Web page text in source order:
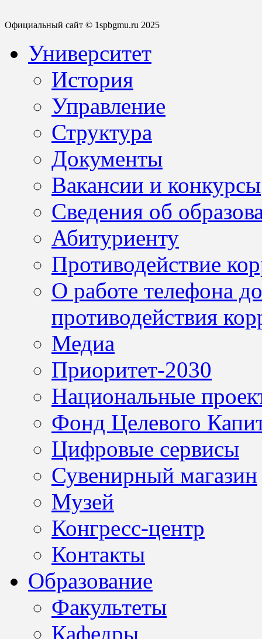
Официальный сайт © 1spbgmu.ru 2025
Университет
История
Управление
Структура
Документы
Вакансии и конкурсы
Сведения об
Абитуриенту
Противодействие
О работе телефона
противодействия
Медиа
Приоритет-2030
Национальные
Фонд Целевого
Цифровые сервисы
Сувенирный магазин
Музей
Конгресс-центр
Контакты
Образование
Факультеты
Кафедры